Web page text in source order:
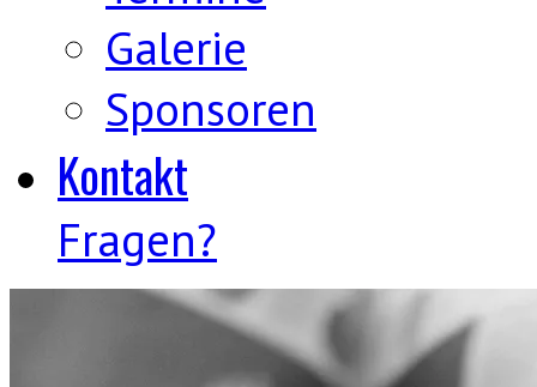
Galerie
Sponsoren
Kontakt
Fragen?